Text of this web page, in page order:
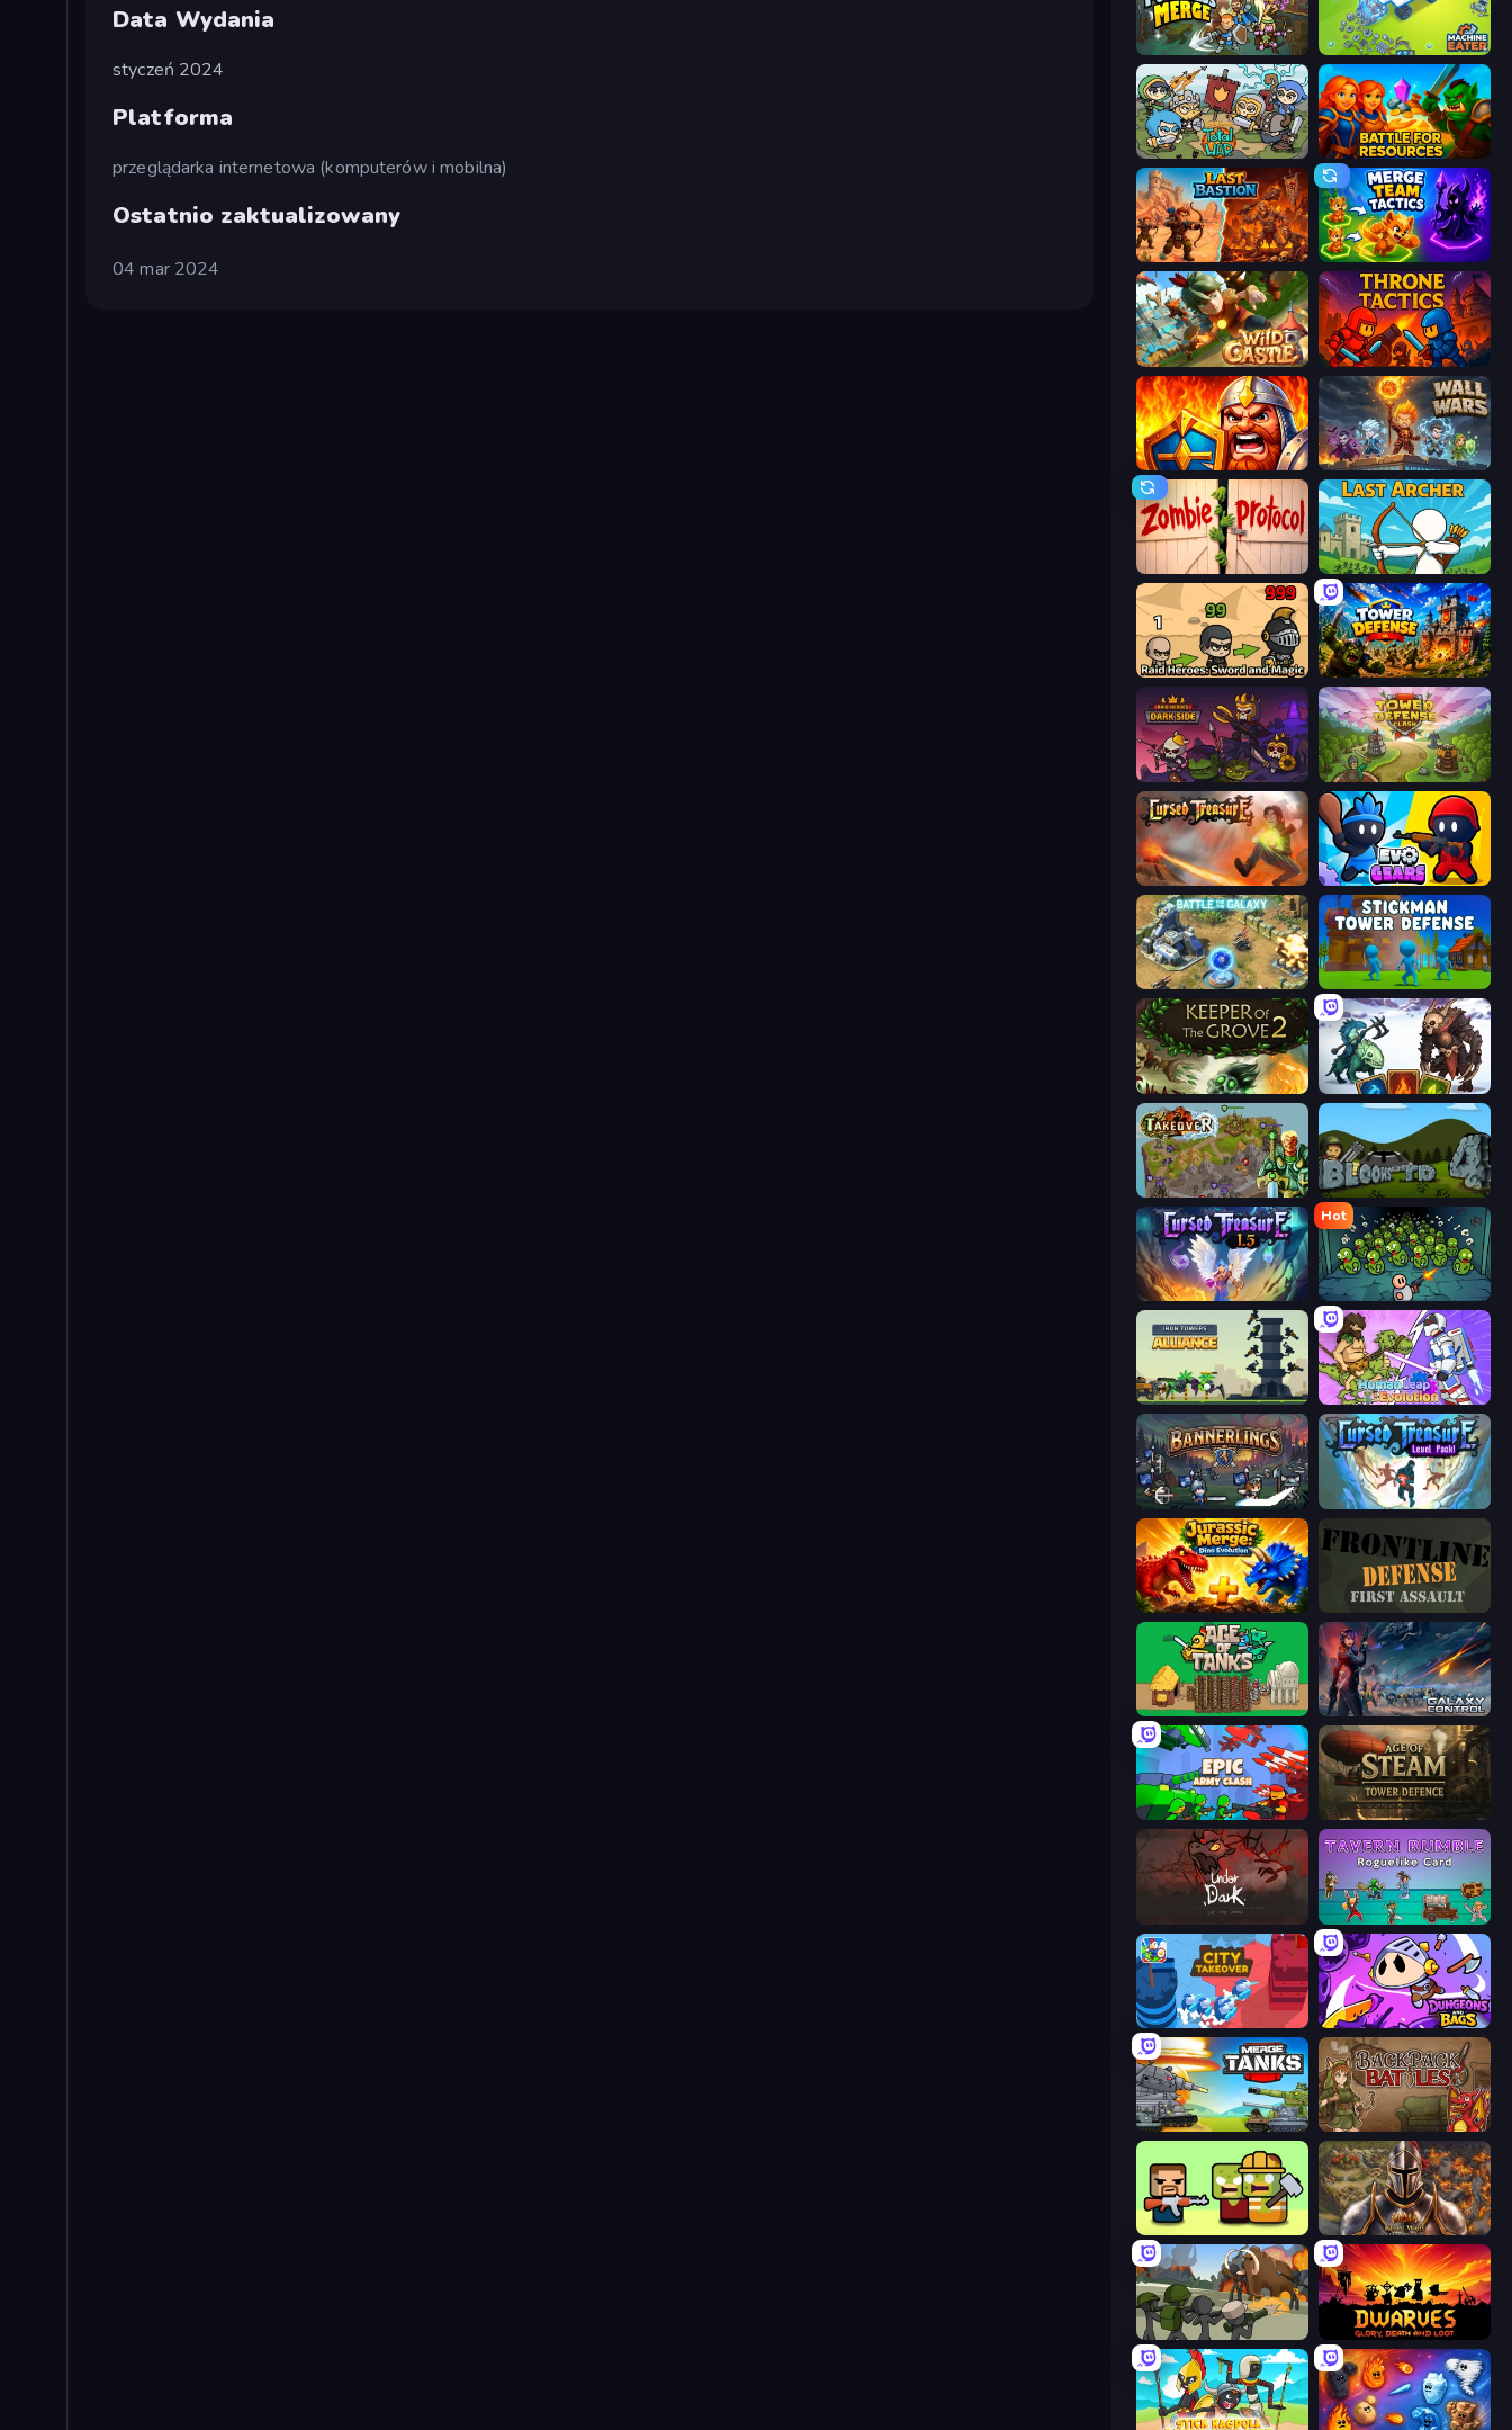
Data Wydania
styczeń 2024
Platforma
przeglądarka internetowa (komputerów i mobilna)
Ostatnio zaktualizowany
04 mar 2024
Fortress Merge Machine Eater
Raid Heroes: Total War Battle for Resources
Last Bastion Merge Team Tactics
Wild Castle TD: Grow Empire Throne Tactics
WarLink: Crown & Clash Wall Wars
Zombie Protocol Last Archer
Raid Heroes: Sword and Magic Tower Defense
Raid Heroes: Dark Side Tower Defense Clash
Cursed Treasure Evo Gears
Battle for the Galaxy
Keeper of the Grove 2 Dark Stones: Card Battle RPG
Takeover Bloons Tower Defense 4
Cursed Treasure 1.5
Hot
Base Defence
Iron Towers Alliance Human Leap: Evolution
Bannerlings Cursed Treasure Level Pack
Jurassic Merge: Dino Evolution Frontline Defense
Age of Tanks Warriors: TD War Galaxy Control: 3D Strategy
Epic Army Clash Age of Steam Tower Defence
UnderDark: Defense Tavern Rumble: Roguelike Card
City Takeover Dungeons and Bags
Merge Master Tanks: Tank Wars Backpack Battles
Zombie Horde: Build & Survive Khan Wars
Stickman History Battle